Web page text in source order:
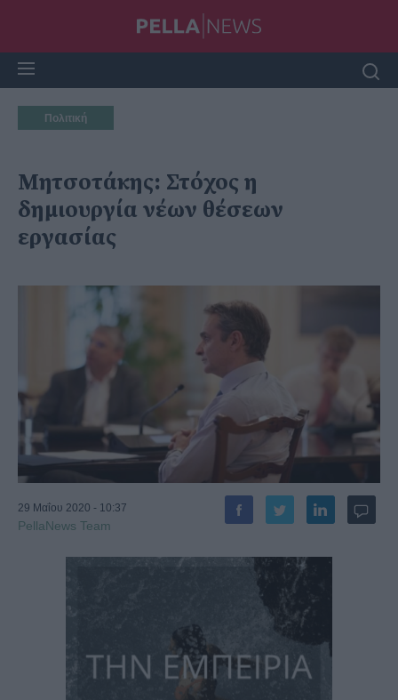
Πολιτική
Μητσοτάκης: Στόχος η
δημιουργία νέων θέσεων
εργασίας
29 Μαΐου 2020 - 10:37
PellaNews Team